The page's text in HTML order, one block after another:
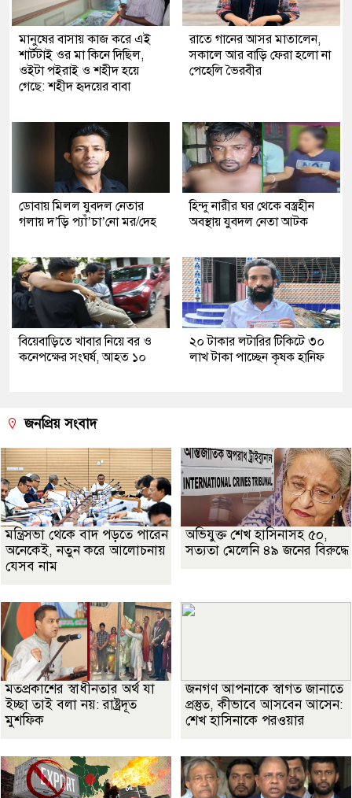
মানুষের বাসায় কাজ করে এই
শার্টটাই ওর মা কিনে দিছিল,
ওইটা পইরাই ও শহীদ হয়ে
গেছে: শহীদ হৃদয়ের বাবা
রাতে গানের আসর মাতালেন,
সকালে আর বাড়ি ফেরা হলো না
পেহেলি ভৈরবীর
ডোবায় মিলল যুবদল নেতার
গলায় দ’ড়ি প্যাঁ’চা’নো মর/দেহ
হিন্দু নারীর ঘর থেকে বস্ত্রহীন
অবস্থায় যুবদল নেতা আটক
বিয়েবাড়িতে খাবার নিয়ে বর ও
কনেপক্ষের সংঘর্ষ, আহত ১০
২০ টাকার লটারির টিকিটে ৩০
লাখ টাকা পাচ্ছেন কৃষক হানিফ
জনপ্রিয় সংবাদ
মন্ত্রিসভা থেকে বাদ পড়তে পারেন
অনেকেই, নতুন করে আলোচনায়
যেসব নাম
অভিযুক্ত শেখ হাসিনাসহ ৫০,
সত্যতা মেলেনি ৪৯ জনের বিরুদ্ধে
মতপ্রকাশের স্বাধীনতার অর্থ যা
ইচ্ছা তাই বলা নয়: রাষ্ট্রদূত
মুশফিক
জনগণ আপনাকে স্বাগত জানাতে
প্রস্তুত, কীভাবে আসবেন আসেন:
শেখ হাসিনাকে পরওয়ার